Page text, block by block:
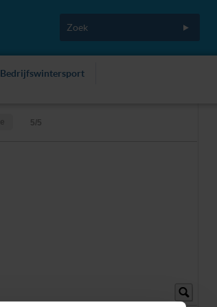
Bedrijfswintersport
5/5